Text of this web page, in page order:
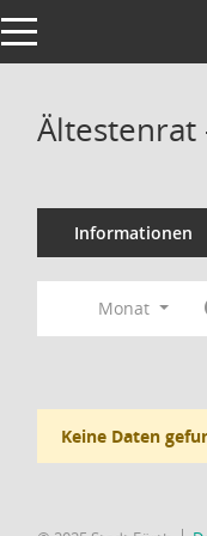
Toggle navigation
Ältestenrat
Informationen
Monat
Keine Daten